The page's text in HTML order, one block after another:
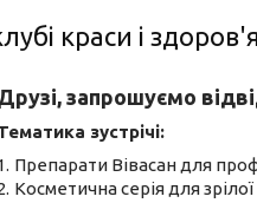
краси і здоров'я
запрошуємо
зустрічі:
Препарати Вівасан для
Косметична серія для